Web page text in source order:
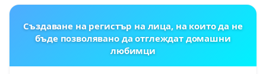
Създаване на регистър на лица, на които да не
бъде позволявано да отглеждат домашни
любимци